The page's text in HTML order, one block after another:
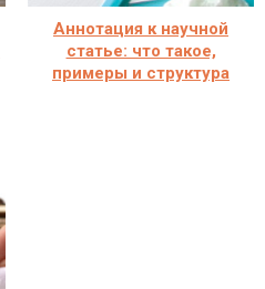
Аннотация к научной
статье: что такое,
примеры и структура